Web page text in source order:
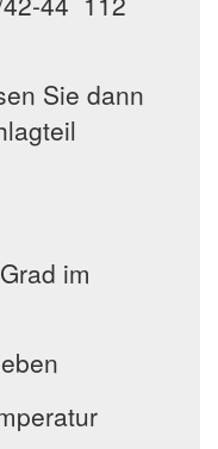
Sie dann
im